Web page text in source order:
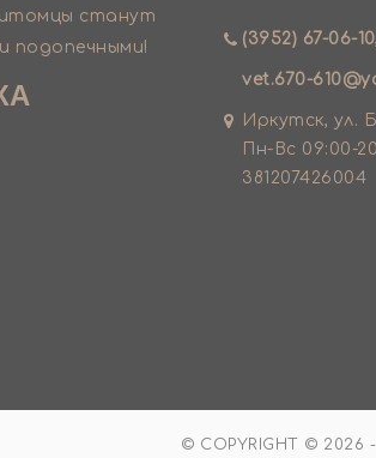
станут
подопечными!
(3952) 67-06-
vet.670-
Иркутск, ул.
Пн-Вс 09:00-
381207426004
© COPYRIGHT ©